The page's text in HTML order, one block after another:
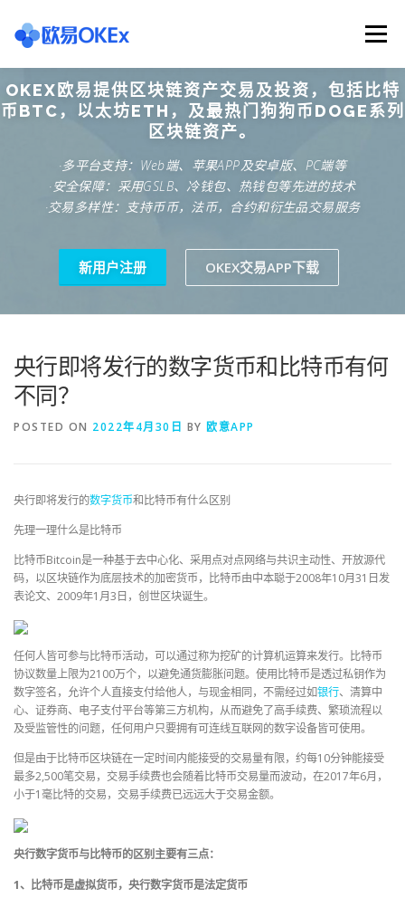
content
Menu
欧意交易所 关于欧意OKX 欧意APP下载
欧意注册网址 欧意交易下载 欧意团队
OKEX欧易提供区块链资产交易及投资，包括比特
币BTC，以太坊ETH，及最热门狗狗币DOGE系列
区块链资产。
·多平台支持：Web端、苹果APP及安卓版、PC端等
·安全保障：采用GSLB、冷钱包、热钱包等先进的技术
·交易多样性：支持币币，法币，合约和衍生品交易服务
新用户注册 OKEX交易APP下载
央行即将发行的数字货币和比特币有何
不同？
POSTED ON 2022年4月30日 BY 欧意APP
央行即将发行的数字货币和比特币有什么区别
先理一理什么是比特币
比特币Bitcoin是一种基于去中心化、采用点对点网络与共识主动性、开放源代
码，以区块链作为底层技术的加密货币，比特币由中本聪于2008年10月31日发
表论文、2009年1月3日，创世区块诞生。
任何人皆可参与比特币活动，可以通过称为挖矿的计算机运算来发行。比特币
协议数量上限为2100万个，以避免通货膨胀问题。使用比特币是透过私钥作为
数字签名，允许个人直接支付给他人，与现金相同，不需经过如银行、清算中
心、证券商、电子支付平台等第三方机构，从而避免了高手续费、繁琐流程以
及受监管性的问题，任何用户只要拥有可连线互联网的数字设备皆可使用。
但是由于比特币区块链在一定时间内能接受的交易量有限，约每10分钟能接受
最多2,500笔交易，交易手续费也会随着比特币交易量而波动，在2017年6月，
小于1毫比特的交易，交易手续费已远远大于交易金额。
央行数字货币与比特币的区别主要有三点：
1、比特币是虚拟货币，央行数字货币是法定货币